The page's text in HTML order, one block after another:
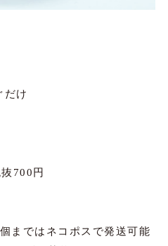
だけ
700円
まではネコポスで発送可能